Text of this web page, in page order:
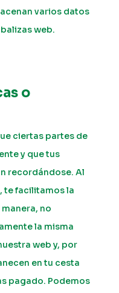
varios datos
web.
o
ciertas partes de
y que tus
recordándose. Al
te facilitamos la
no
la misma
web y, por
en tu cesta
pagado. Podemos